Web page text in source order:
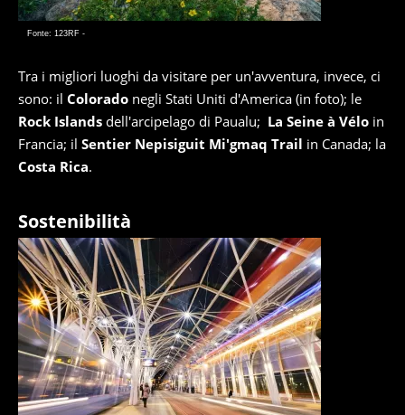
Fonte: 123RF -
Tra i migliori luoghi da visitare per un'avventura, invece, ci
sono: il Colorado negli Stati Uniti d'America (in foto); le
Rock Islands dell'arcipelago di Paualu; La Seine à Vélo in
Francia; il Sentier Nepisiguit Mi'gmaq Trail in Canada; la
Costa Rica.
Sostenibilità